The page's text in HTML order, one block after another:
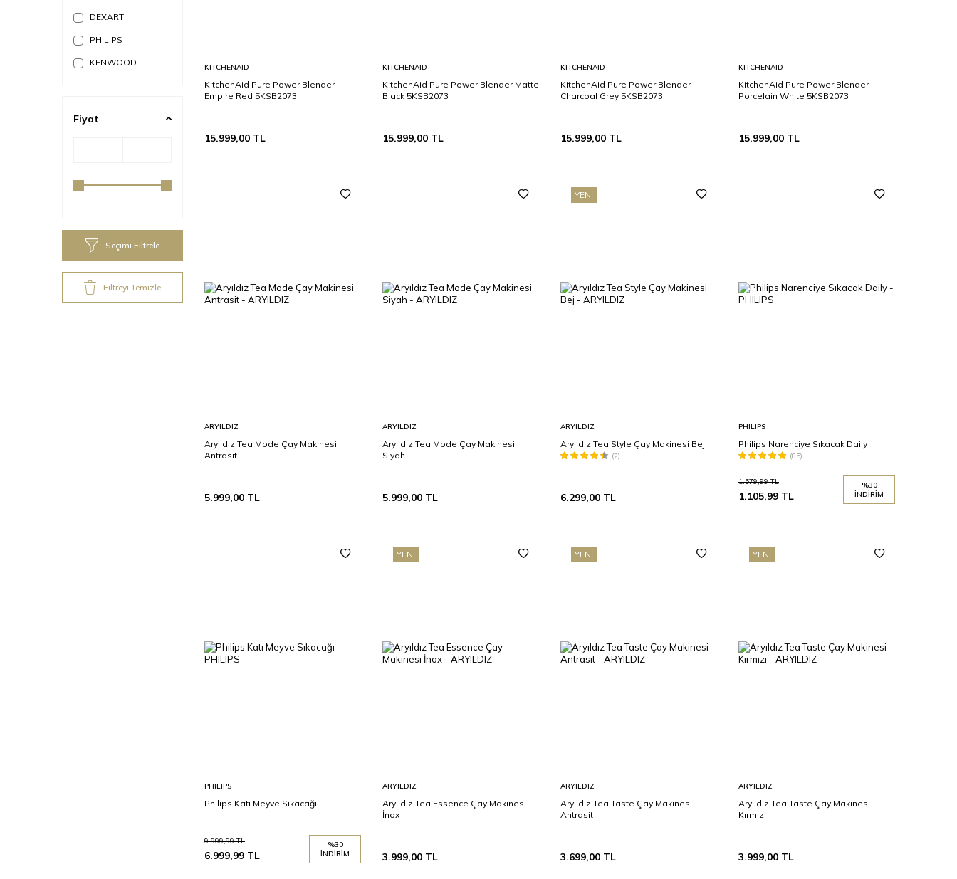
DEXART
PHILIPS
KENWOOD
Fiyat
Seçimi Filtrele
Filtreyi Temizle
Ekle
KITCHENAID
KitchenAid Pure Power Blender
Empire Red 5KSB2073
15.999,00 TL
Ekle
KITCHENAID
KitchenAid Pure Power Blender Matte
Black 5KSB2073
15.999,00 TL
Ekle
KITCHENAID
KitchenAid Pure Power Blender
Charcoal Grey 5KSB2073
15.999,00 TL
Ekle
KITCHENAID
KitchenAid Pure Power Blender
Porcelain White 5KSB2073
15.999,00 TL
ARYILDIZ
Aryıldız Tea Mode Çay Makinesi
Antrasit
5.999,00 TL
ARYILDIZ
Aryıldız Tea Mode Çay Makinesi
Siyah
5.999,00 TL
YENI
ARYILDIZ
Aryıldız Tea Style Çay Makinesi Bej
(2)
6.299,00 TL
PHILIPS
Philips Narenciye Sıkacak Daily
(85)
1.579,99TL
1.105,99 TL
%30
İNDIRIM
PHILIPS
Philips Katı Meyve Sıkacağı
9.999,99TL
6.999,99 TL
%30
İNDIRIM
YENI
ARYILDIZ
Aryıldız Tea Essence Çay Makinesi
İnox
3.999,00 TL
YENI
ARYILDIZ
Aryıldız Tea Taste Çay Makinesi
Antrasit
3.699,00 TL
YENI
ARYILDIZ
Aryıldız Tea Taste Çay Makinesi
Kırmızı
3.999,00 TL